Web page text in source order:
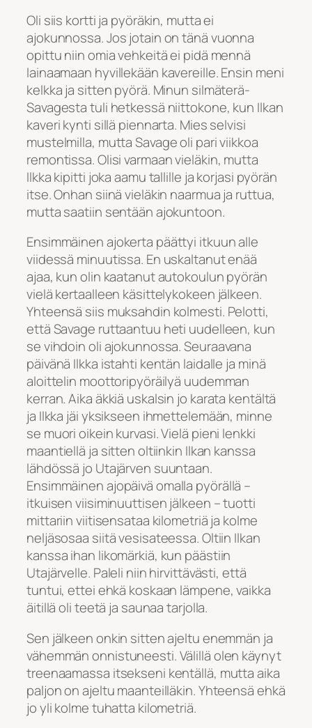
Oli siis kortti ja pyöräkin, mutta ei
ajokunnossa. Jos jotain on tänä vuonna
opittu niin omia vehkeitä ei pidä mennä
lainaamaan hyvillekään kavereille. Ensin meni
kelkka ja sitten pyörä. Minun silmäterä-
Savagesta tuli hetkessä niittokone, kun Ilkan
kaveri kynti sillä piennarta. Mies selvisi
mustelmilla, mutta Savage oli pari viikkoa
remontissa. Olisi varmaan vieläkin, mutta
Ilkka kipitti joka aamu tallille ja korjasi pyörän
itse. Onhan siinä vieläkin naarmua ja ruttua,
mutta saatiin sentään ajokuntoon.
Ensimmäinen ajokerta päättyi itkuun alle
viidessä minuutissa. En uskaltanut enää
ajaa, kun olin kaatanut autokoulun pyörän
vielä kertaalleen käsittelykokeen jälkeen.
Yhteensä siis muksahdin kolmesti. Pelotti,
että Savage ruttaantuu heti uudelleen, kun
se vihdoin oli ajokunnossa. Seuraavana
päivänä Ilkka istahti kentän laidalle ja minä
aloittelin moottoripyöräilyä uudemman
kerran. Aika äkkiä uskalsin jo karata kentältä
ja Ilkka jäi yksikseen ihmettelemään, minne
se muori oikein kurvasi. Vielä pieni lenkki
maantiellä ja sitten oltiinkin Ilkan kanssa
lähdössä jo Utajärven suuntaan.
Ensimmäinen ajopäivä omalla pyörällä –
itkuisen viisiminuuttisen jälkeen – tuotti
mittariin viitisensataa kilometriä ja kolme
neljäsosaa siitä vesisateessa. Oltiin Ilkan
kanssa ihan likomärkiä, kun päästiin
Utajärvelle. Paleli niin hirvittävästi, että
tuntui, ettei ehkä koskaan lämpene, vaikka
äitillä oli teetä ja saunaa tarjolla.
Sen jälkeen onkin sitten ajeltu enemmän ja
vähemmän onnistuneesti. Välillä olen käynyt
treenaamassa itsekseni kentällä, mutta aika
paljon on ajeltu maanteilläkin. Yhteensä ehkä
jo yli kolme tuhatta kilometriä.